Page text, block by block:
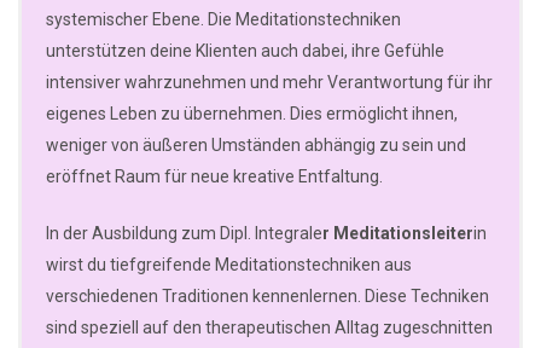
systemischer Ebene. Die Meditationstechniken
unterstützen deine Klienten auch dabei, ihre Gefühle
intensiver wahrzunehmen und mehr Verantwortung für ihr
eigenes Leben zu übernehmen. Dies ermöglicht ihnen,
weniger von äußeren Umständen abhängig zu sein und
eröffnet Raum für neue kreative Entfaltung.
In der Ausbildung zum Dipl. Integraler Meditationsleiterin
wirst du tiefgreifende Meditationstechniken aus
verschiedenen Traditionen kennenlernen. Diese Techniken
sind speziell auf den therapeutischen Alltag zugeschnitten